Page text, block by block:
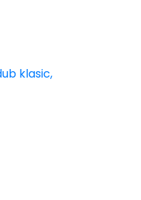
klasic,